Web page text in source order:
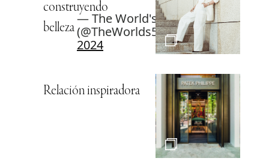
— The World's 50 Best
(@TheWorlds50Best) June 6,
2024
construyendo
belleza
Relación inspiradora